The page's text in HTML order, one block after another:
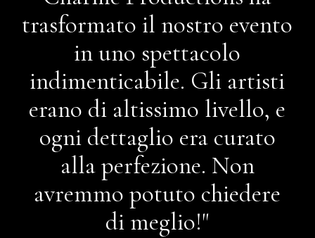
trasformato il nostro evento
in uno spettacolo
indimenticabile. Gli artisti
erano di altissimo livello, e
ogni dettaglio era curato
alla perfezione. Non
avremmo potuto chiedere
di meglio!"